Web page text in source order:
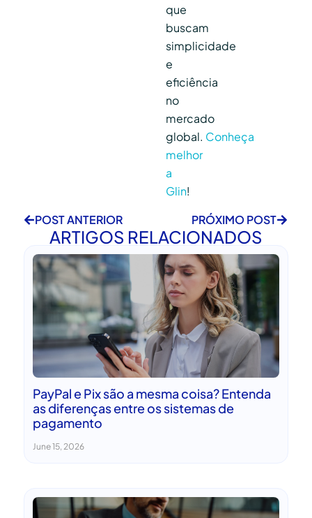
que
buscam
simplicidade
e
eficiência
no
mercado
global. Conheça
melhor
a
Glin!
POST ANTERIOR
PRÓXIMO POST
ARTIGOS RELACIONADOS
PayPal e Pix são a mesma coisa? Entenda
as diferenças entre os sistemas de
pagamento
June 15, 2026